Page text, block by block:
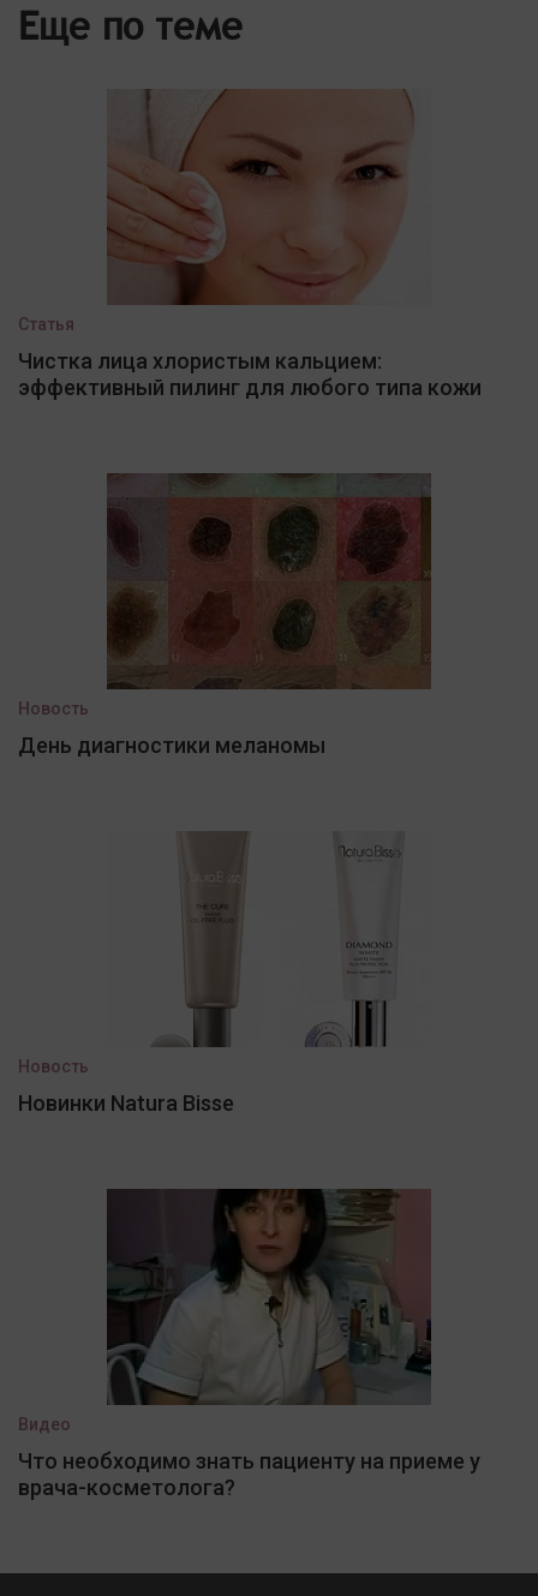
Еще по теме
Статья
Чистка лица хлористым кальцием:
эффективный пилинг для любого типа кожи
Новость
День диагностики меланомы
Новость
Новинки Natura Bisse
Видео
Что необходимо знать пациенту на приеме у
врача-косметолога?